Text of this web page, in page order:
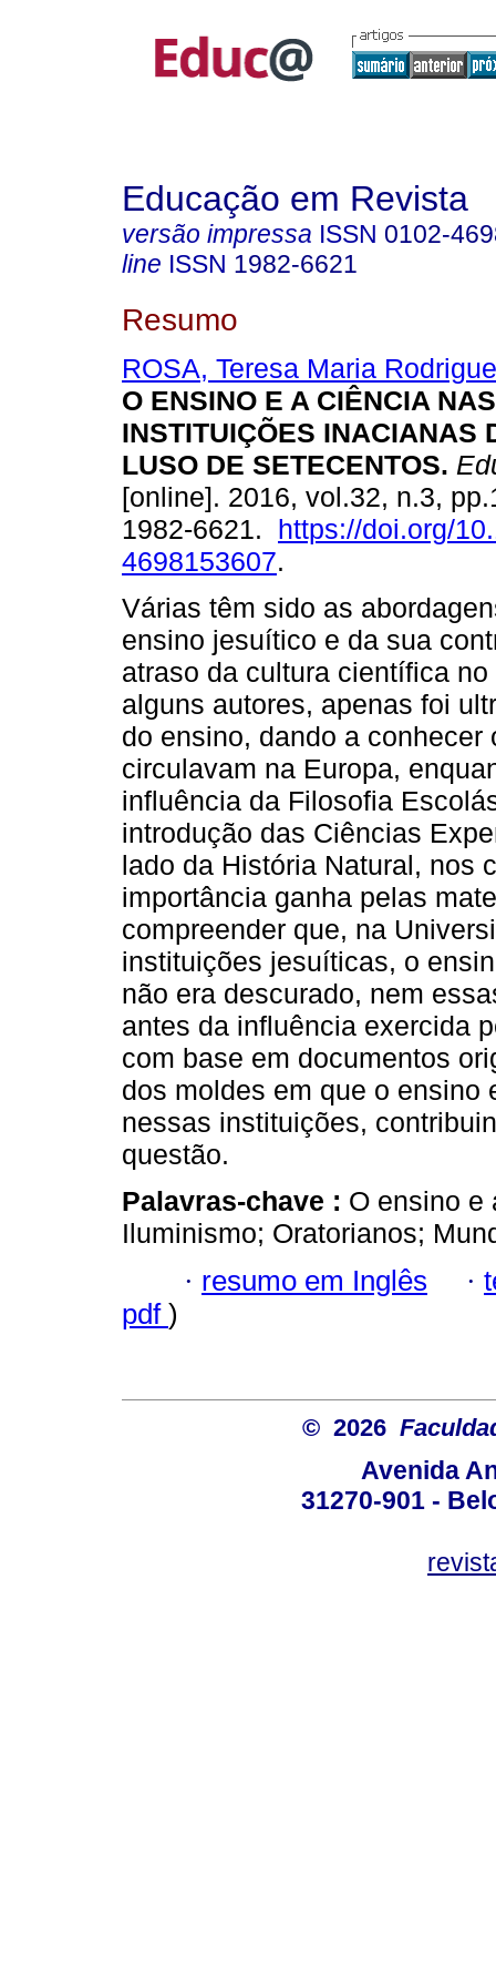
Educação em Revista
versão impressa ISSN 0102-
line ISSN 1982-6621
Resumo
ROSA, Teresa Maria
O ENSINO E A CIÊNCIA NAS
INSTITUIÇÕES INACIANAS
LUSO DE SETECENTOS.
[online]. 2016, vol.32, n.3,
1982-6621. https://doi.org/
4698153607.
Várias têm sido as
ensino jesuítico e da sua
atraso da cultura científica
alguns autores, apenas foi
do ensino, dando a
circulavam na Europa,
influência da Filosofia
introdução das Ciências
lado da História Natural, nos
importância ganha pelas
compreender que, na
instituições jesuíticas, o
não era descurado, nem
antes da influência exercida
com base em documentos
dos moldes em que o ensino
nessas instituições,
questão.
Palavras-chave : O ensino e
Iluminismo; Oratorianos;
· resumo em Inglês ·
pdf )
© 2026
Avenida
31270-901 -